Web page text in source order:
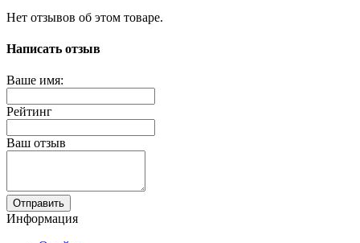
Нет отзывов об этом товаре.
Написать отзыв
Ваше имя:
Рейтинг
Ваш отзыв
Отправить
Информация